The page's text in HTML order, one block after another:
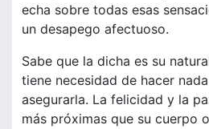
echa sobre todas esas
un desapego afectuoso.
Sabe que la dicha es su
tiene necesidad de hacer
asegurarla. La felicidad y la
más próximas que su cuerpo